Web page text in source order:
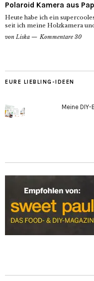
Polaroid Kamera aus
Heute habe ich ein
seit ich meine Holzkamera
von Liska Kommentare 30
EURE LIEBLING-IDEEN
Meine DIY-